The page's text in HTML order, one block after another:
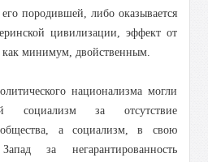
породившей, либо оказывается
цивилизации, эффект от
как минимум, двойственным.
национализма могли
социализм за отсутствие
а социализм, в свою
за негарантированность